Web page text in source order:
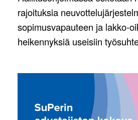
rajoituksia
sopimusvapauteen ja lakko-
heikennyksiä useisiin